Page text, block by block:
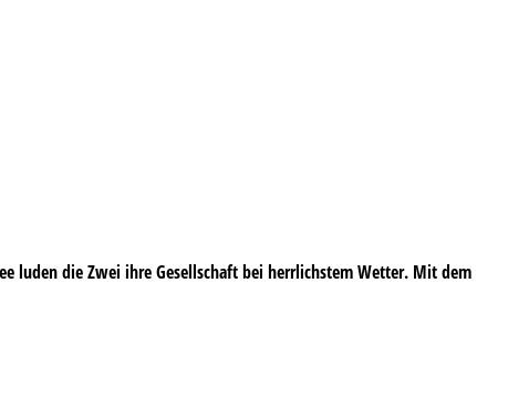
luden die Zwei ihre Gesellschaft bei herrlichstem Wetter. Mit dem